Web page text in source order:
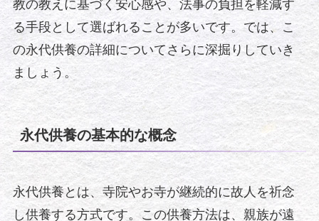
教の教えに基づく安心感や、法事の負担を軽減す
る手段として選ばれることが多いです。では、こ
の永代供養の詳細についてさらに深掘りしていき
ましょう。
永代供養の基本的な概念
永代供養とは、寺院やお寺が継続的に故人を祈念
し供養する方式です。この供養方法は、親族が遠